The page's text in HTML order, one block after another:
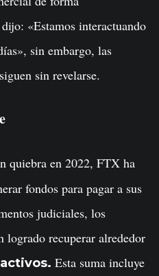
«Estamos interactuando
sin embargo, las
sin revelarse.
quiebra en 2022, FTX ha
fondos para pagar a sus
judiciales, los
logrado recuperar alrededor
Esta suma incluye